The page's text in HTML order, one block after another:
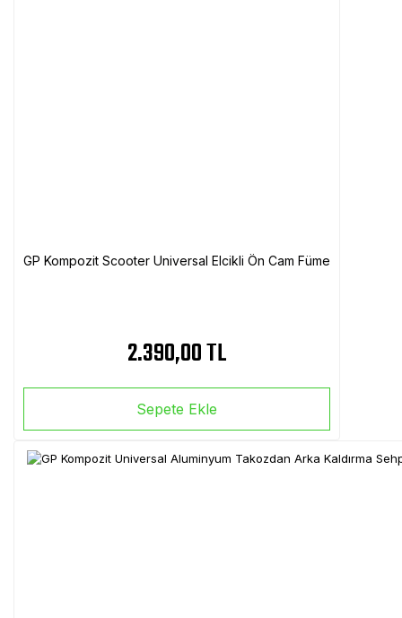
GP Kompozit Scooter Universal Elcikli Ön Cam Füme
2.390,00 TL
Sepete Ekle